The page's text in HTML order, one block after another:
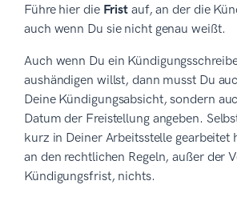
Führe hier die Frist auf, an der die
auch wenn Du sie nicht genau weißt.
Auch wenn Du ein
aushändigen willst, dann musst Du
Deine Kündigungsabsicht, sondern
Datum der Freistellung angeben.
kurz in Deiner Arbeitsstelle gearbeitet
an den rechtlichen Regeln, außer der
Kündigungsfrist, nichts.